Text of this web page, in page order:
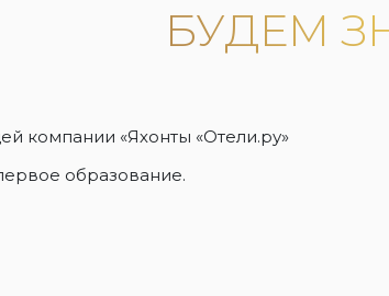
БУДЕМ
компании «Яхонты «Отели.ру»
образование.